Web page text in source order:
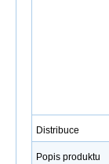
Distribuce
Popis produktu